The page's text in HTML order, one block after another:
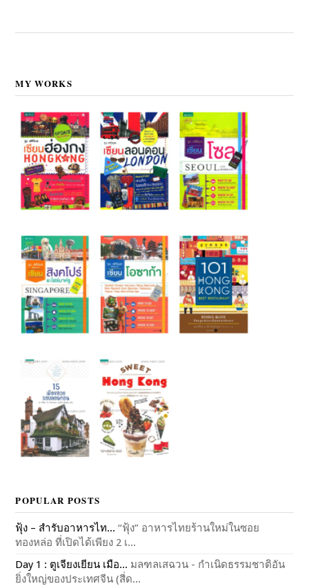
MY WORKS
POPULAR POSTS
ฟุ้ง – สำรับอาหารไท... “ฟุ้ง” อาหารไทยร้านใหม่ในซอย
ทองหล่อ ที่เปิดได้เพียง 2 เ...
Day 1 : ตูเจียงเยียน เมือ... มลฑลเสฉวน - กำเนิดธรรมชาติอัน
ยิ่งใหญ่ของประเทศจีน (สี่ด...